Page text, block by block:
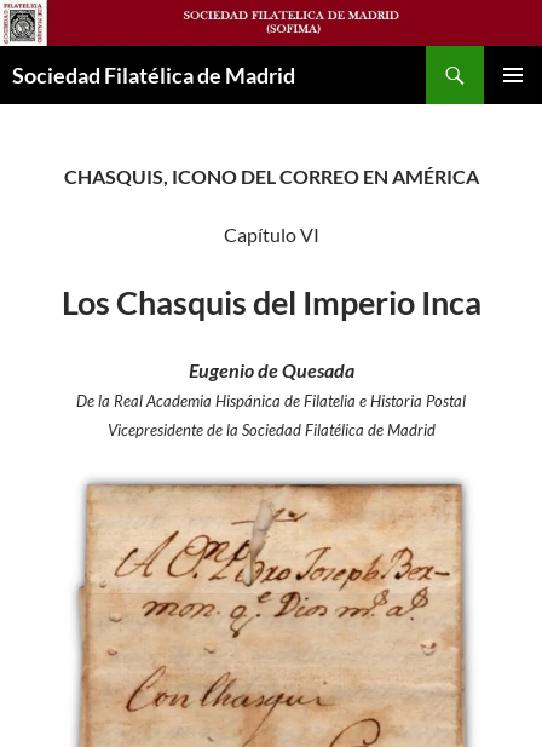
Saltar
al
contenido
Sociedad Filatélica de Madrid
CHASQUIS, ICONO DEL CORREO EN AMÉRICA
Capítulo VI
Los Chasquis del Imperio Inca
Eugenio de Quesada
De la Real Academia Hispánica de Filatelia e Historia Postal
Vicepresidente de la Sociedad Filatélica de Madrid